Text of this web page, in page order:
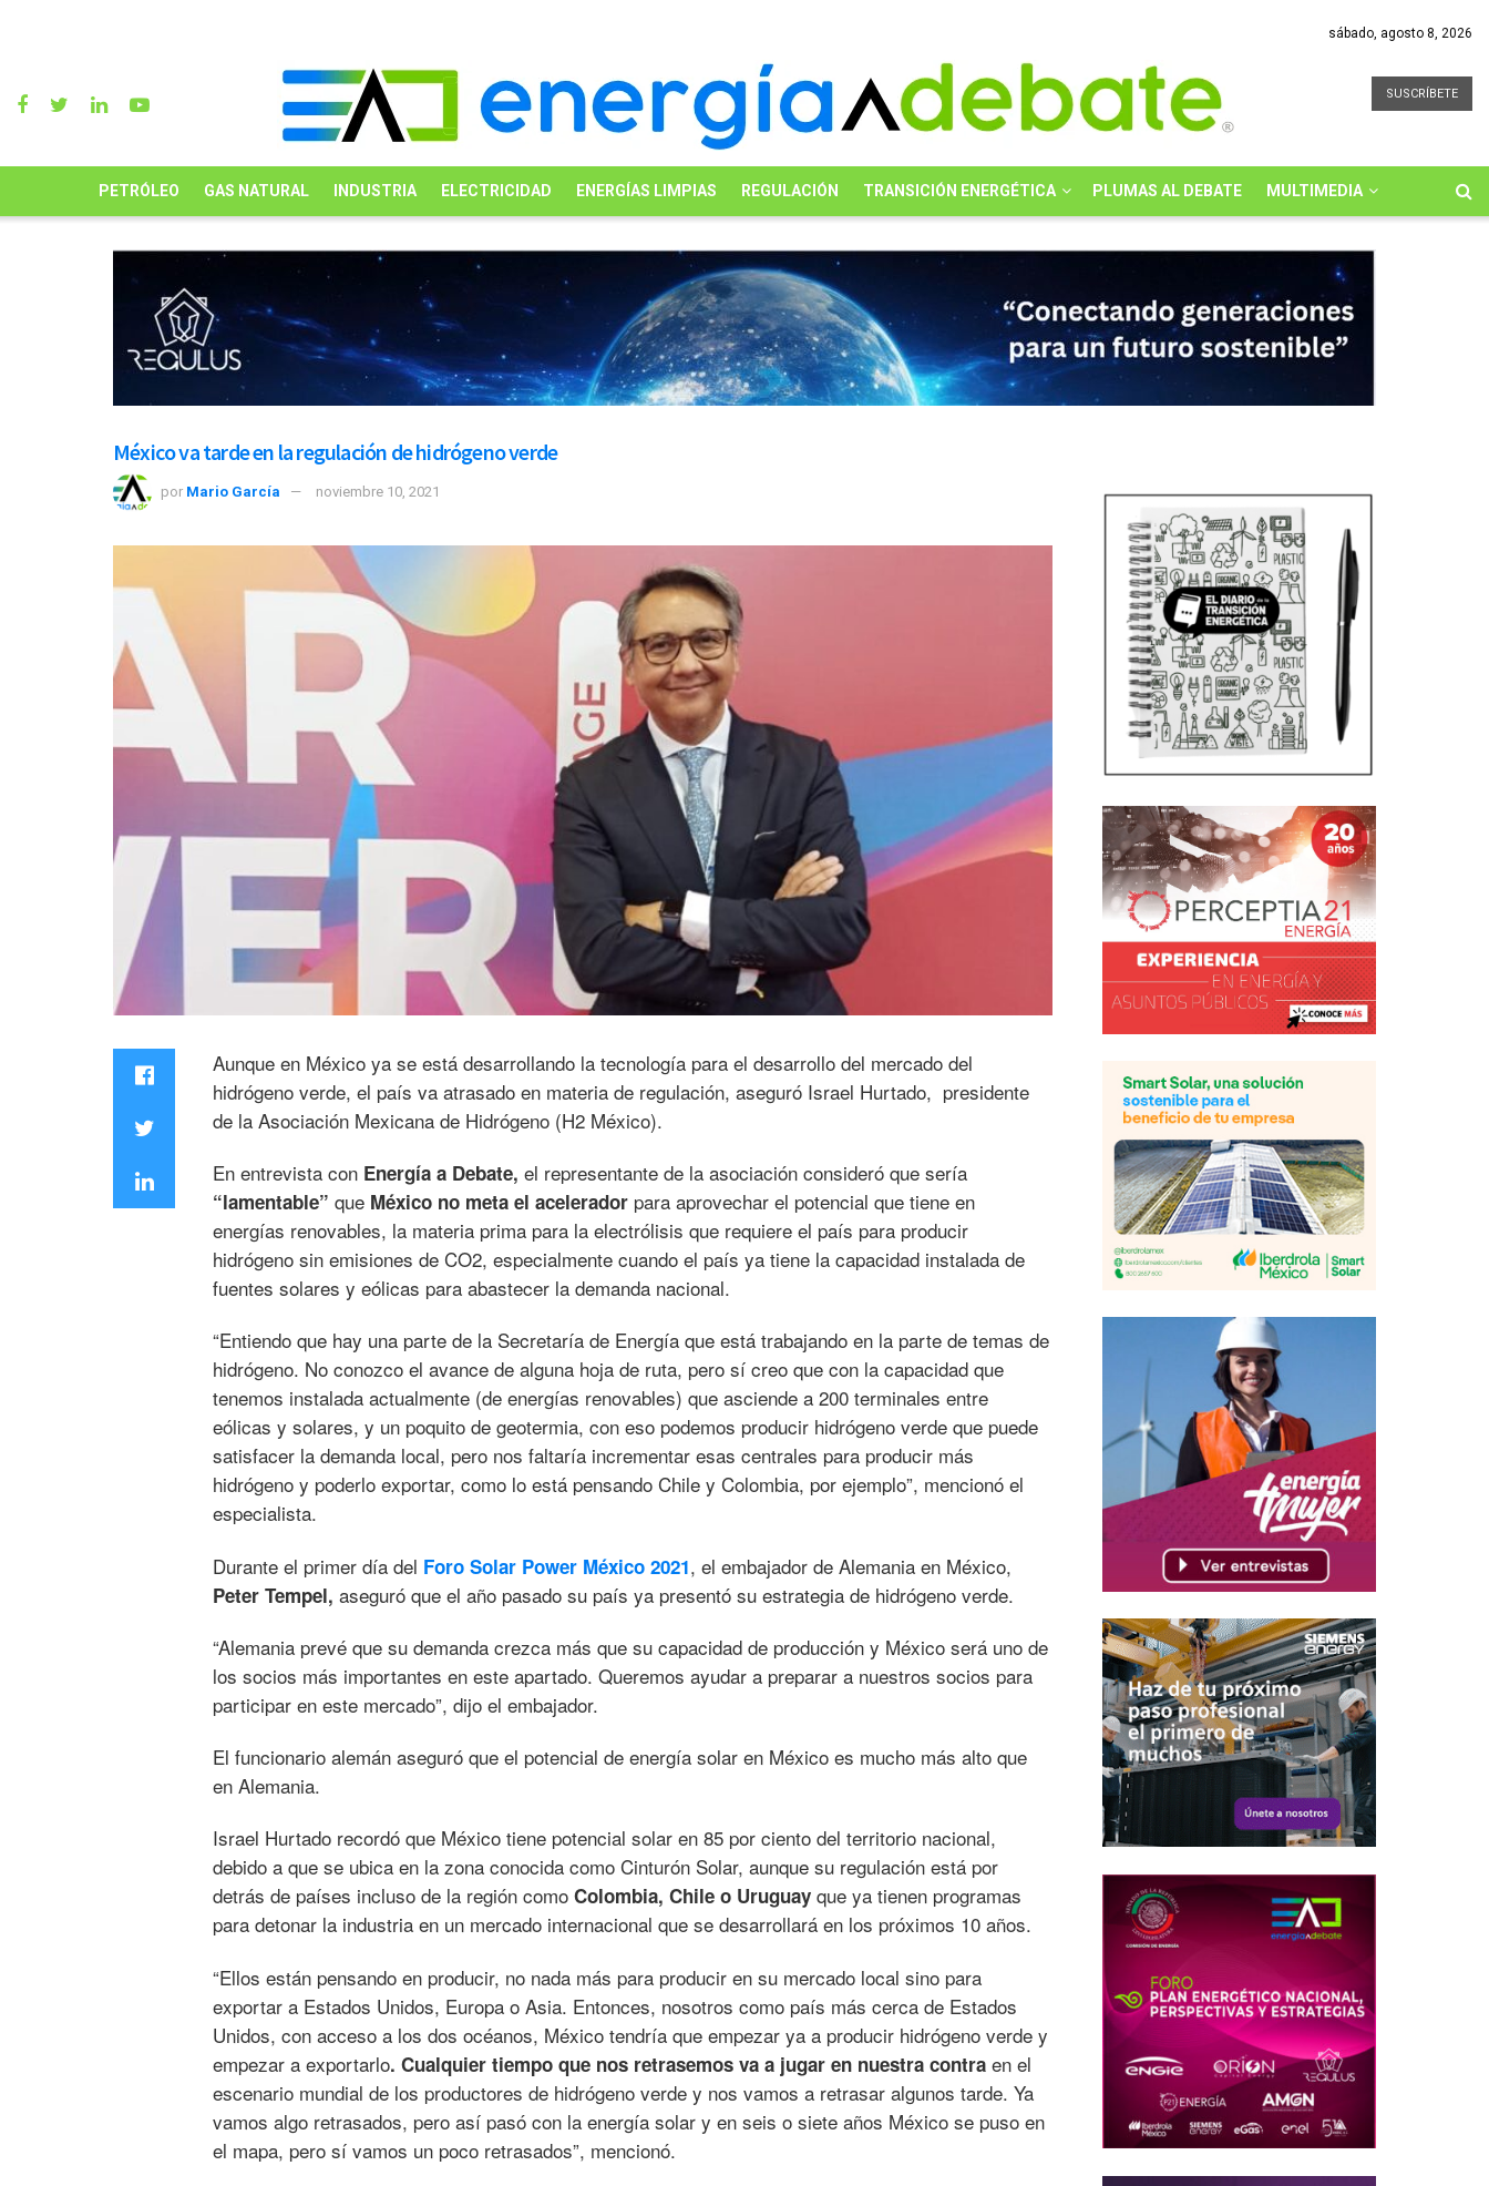
sábado, agosto 8, 2026
SUSCRÍBETE
PETRÓLEO GAS NATURAL INDUSTRIA ELECTRICIDAD ENERGÍAS LIMPIAS REGULACIÓN TRANSICIÓN ENERGÉTICA PLUMAS AL DEBATE MULTIMEDIA
México va tarde en la regulación de hidrógeno verde
por Mario García noviembre 10, 2021
Aunque en México ya se está desarrollando la tecnología para el desarrollo del mercado del
hidrógeno verde, el país va atrasado en materia de regulación, aseguró Israel Hurtado, presidente
de la Asociación Mexicana de Hidrógeno (H2 México).
En entrevista con Energía a Debate, el representante de la asociación consideró que sería
“lamentable” que México no meta el acelerador para aprovechar el potencial que tiene en
energías renovables, la materia prima para la electrólisis que requiere el país para producir
hidrógeno sin emisiones de CO2, especialmente cuando el país ya tiene la capacidad instalada de
fuentes solares y eólicas para abastecer la demanda nacional.
“Entiendo que hay una parte de la Secretaría de Energía que está trabajando en la parte de temas de
hidrógeno. No conozco el avance de alguna hoja de ruta, pero sí creo que con la capacidad que
tenemos instalada actualmente (de energías renovables) que asciende a 200 terminales entre
eólicas y solares, y un poquito de geotermia, con eso podemos producir hidrógeno verde que puede
satisfacer la demanda local, pero nos faltaría incrementar esas centrales para producir más
hidrógeno y poderlo exportar, como lo está pensando Chile y Colombia, por ejemplo”, mencionó el
especialista.
Durante el primer día del Foro Solar Power México 2021, el embajador de Alemania en México,
Peter Tempel, aseguró que el año pasado su país ya presentó su estrategia de hidrógeno verde.
“Alemania prevé que su demanda crezca más que su capacidad de producción y México será uno de
los socios más importantes en este apartado. Queremos ayudar a preparar a nuestros socios para
participar en este mercado”, dijo el embajador.
El funcionario alemán aseguró que el potencial de energía solar en México es mucho más alto que
en Alemania.
Israel Hurtado recordó que México tiene potencial solar en 85 por ciento del territorio nacional,
debido a que se ubica en la zona conocida como Cinturón Solar, aunque su regulación está por
detrás de países incluso de la región como Colombia, Chile o Uruguay que ya tienen programas
para detonar la industria en un mercado internacional que se desarrollará en los próximos 10 años.
“Ellos están pensando en producir, no nada más para producir en su mercado local sino para
exportar a Estados Unidos, Europa o Asia. Entonces, nosotros como país más cerca de Estados
Unidos, con acceso a los dos océanos, México tendría que empezar ya a producir hidrógeno verde y
empezar a exportarlo. Cualquier tiempo que nos retrasemos va a jugar en nuestra contra en el
escenario mundial de los productores de hidrógeno verde y nos vamos a retrasar algunos tarde. Ya
vamos algo retrasados, pero así pasó con la energía solar y en seis o siete años México se puso en
el mapa, pero sí vamos un poco retrasados”, mencionó.